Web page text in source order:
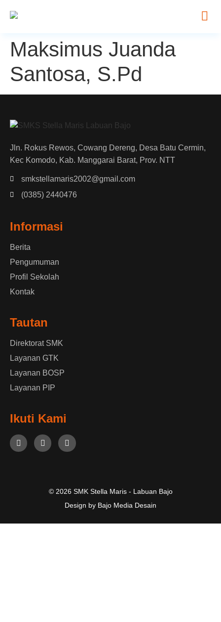
Maksimus Juanda
Santosa, S.Pd
Jln. Rokus Rewos, Cowang Dereng, Desa Batu Cermin,
Kec Komodo, Kab. Manggarai Barat, Prov. NTT
smkstellamaris2002@gmail.com
(0385) 2440476
Informasi
Berita
Pengumuman
Profil Sekolah
Kontak
Tautan
Direktorat SMK
Layanan GTK
Layanan BOSP
Layanan PIP
Ikuti Kami
© 2026 SMK Stella Maris - Labuan Bajo
Design by Bajo Media Desain